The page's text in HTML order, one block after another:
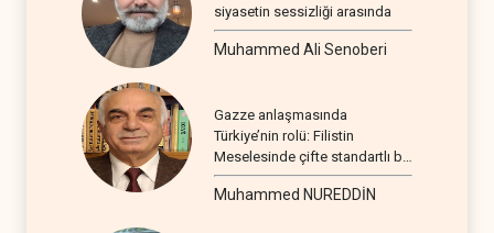
siyasetin sessizliği arasında
Muhammed Ali Senoberi
Gazze anlaşmasında
Türkiye’nin rolü: Filistin
Meselesinde çifte standartlı bir
seyir
Muhammed NUREDDİN